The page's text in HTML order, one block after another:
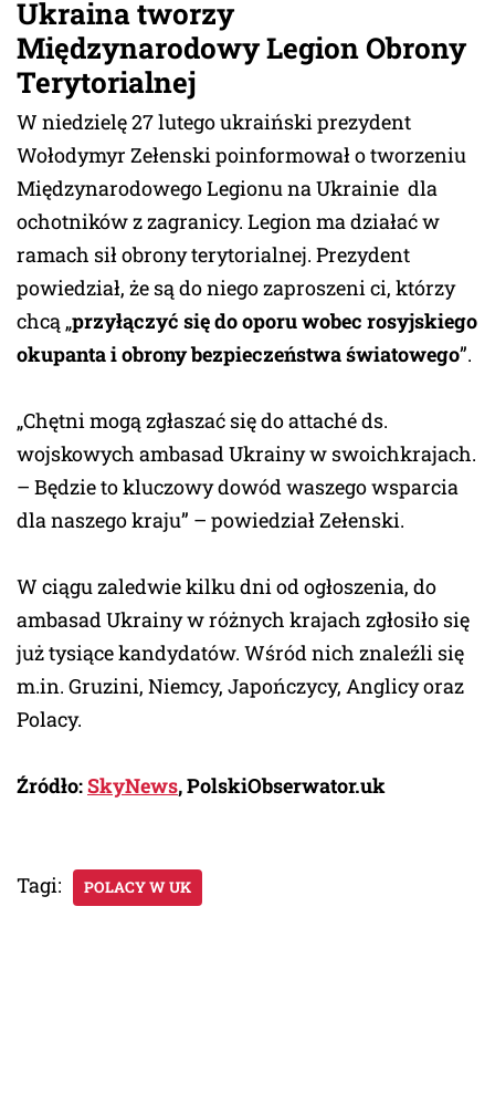
Ukraina tworzy
Międzynarodowy Legion Obrony
Terytorialnej
W niedzielę 27 lutego ukraiński prezydent
Wołodymyr Zełenski poinformował o tworzeniu
Międzynarodowego Legionu na Ukrainie dla
ochotników z zagranicy. Legion ma działać w
ramach sił obrony terytorialnej. Prezydent
powiedział, że są do niego zaproszeni ci, którzy
chcą „przyłączyć się do oporu wobec rosyjskiego
okupanta i obrony bezpieczeństwa światowego”.
„Chętni mogą zgłaszać się do attaché ds.
wojskowych ambasad Ukrainy w swoichkrajach.
– Będzie to kluczowy dowód waszego wsparcia
dla naszego kraju” – powiedział Zełenski.
W ciągu zaledwie kilku dni od ogłoszenia, do
ambasad Ukrainy w różnych krajach zgłosiło się
już tysiące kandydatów. Wśród nich znaleźli się
m.in. Gruzini, Niemcy, Japończycy, Anglicy oraz
Polacy.
Źródło:SkyNews, PolskiObserwator.uk
Tagi: POLACY W UK